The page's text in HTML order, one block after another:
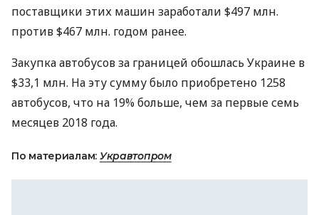
поставщики этих машин заработали $497 млн.
против $467 млн. годом ранее.
Закупка автобусов за границей обошлась Украине в
$33,1 млн. На эту сумму было приобретено 1258
автобусов, что на 19% больше, чем за первые семь
месяцев 2018 года.
По материалам: Укравтопром